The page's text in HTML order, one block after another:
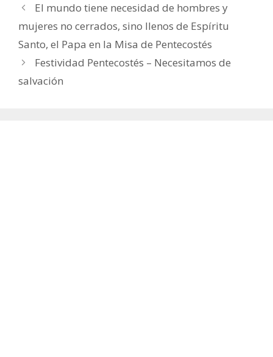
El mundo tiene necesidad de hombres y
mujeres no cerrados, sino llenos de Espíritu
Santo, el Papa en la Misa de Pentecostés
Festividad Pentecostés – Necesitamos de
salvación